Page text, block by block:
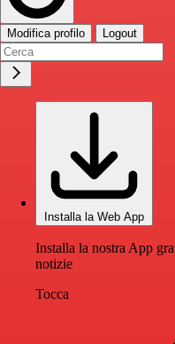
Modifica profilo Logout
Installa la Web App
Installa la nostra App
notizie
Tocca